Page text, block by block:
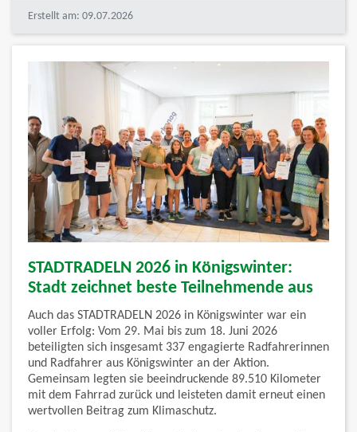
Erstellt am: 09.07.2026
STADTRADELN 2026 in Königswinter:
Stadt zeichnet beste Teilnehmende aus
Auch das STADTRADELN 2026 in Königswinter war ein
voller Erfolg: Vom 29. Mai bis zum 18. Juni 2026
beteiligten sich insgesamt 337 engagierte Radfahrerinnen
und Radfahrer aus Königswinter an der Aktion.
Gemeinsam legten sie beeindruckende 89.510 Kilometer
mit dem Fahrrad zurück und leisteten damit erneut einen
wertvollen Beitrag zum Klimaschutz.